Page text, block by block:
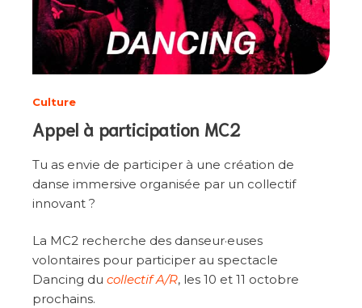
Culture
Appel à participation MC2
Tu as envie de participer à une création de
danse immersive organisée par un collectif
innovant ?
La MC2 recherche des danseur·euses
volontaires pour participer au spectacle
Dancing du collectif A/R, les 10 et 11 octobre
prochains.